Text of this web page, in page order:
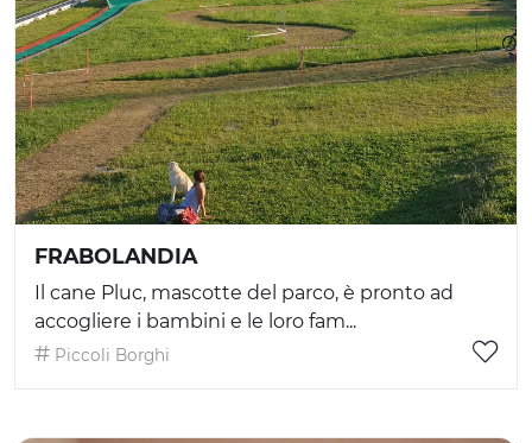
FRABOLANDIA
Il cane Pluc, mascotte del parco, è pronto ad
accogliere i bambini e le loro fam...
Piccoli Borghi